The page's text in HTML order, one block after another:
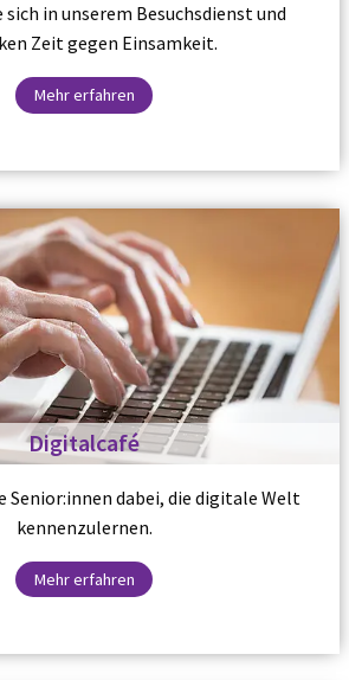
sich in unserem Besuchsdienst und
Zeit gegen Einsamkeit.
Mehr erfahren
Digitalcafé
Senior:innen dabei, die digitale Welt
kennenzulernen.
Mehr erfahren